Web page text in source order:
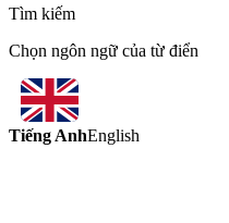
Tìm kiếm
Chọn ngôn ngữ của từ điển
Tiếng AnhEnglish